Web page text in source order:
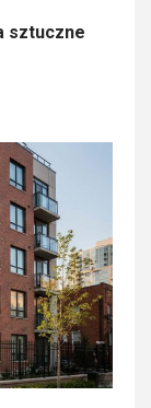
sztuczne